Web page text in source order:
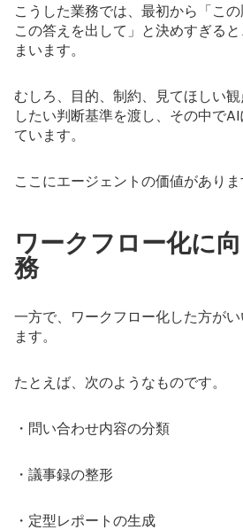
こうした業務では、最初から「この
この答えを出して」と決めすぎる
まいます。
むしろ、目的、制約、見てほしい
したい判断基準を渡し、その中で
ています。
ここにエージェントの価値がありま
ワークフロー化に
務
一方で、ワークフロー化した方が
ます。
たとえば、次のようなものです。
・問い合わせ内容の分類
・議事録の整形
・定型レポートの生成